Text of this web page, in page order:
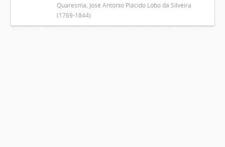
Quaresma, José António Plácido Lobo da Silveira
(1769-1844)